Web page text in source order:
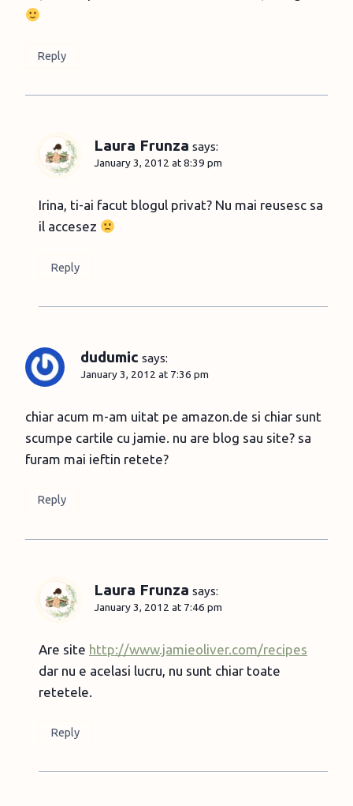
Reply
Laura Frunza says:
January 3, 2012 at 8:39 pm
Irina, ti-ai facut blogul privat? Nu mai reusesc sa
il accesez
Reply
dudumic says:
January 3, 2012 at 7:36 pm
chiar acum m-am uitat pe amazon.de si chiar sunt
scumpe cartile cu jamie. nu are blog sau site? sa
furam mai ieftin retete?
Reply
Laura Frunza says:
January 3, 2012 at 7:46 pm
Are site http://www.jamieoliver.com/recipes
dar nu e acelasi lucru, nu sunt chiar toate
retetele.
Reply